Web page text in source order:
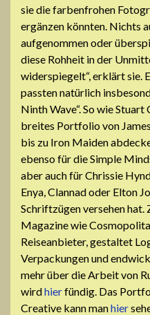
sie die farbenfrohen
ergänzen könnten. Nichts
aufgenommen oder
diese Rohheit in der
widerspiegelt“, erklärt sie.
passten natürlich
Ninth Wave“. So wie
breites Portfolio von
bis zu Iron Maiden
ebenso für die Simple
aber auch für Chrissie
Enya, Clannad oder Elton
Schriftzügen versehen
Magazine wie
Reiseanbieter, gestaltet
Verpackungen und
mehr über die Arbeit von
wirdhierfündig. Das
Creative kann manhier